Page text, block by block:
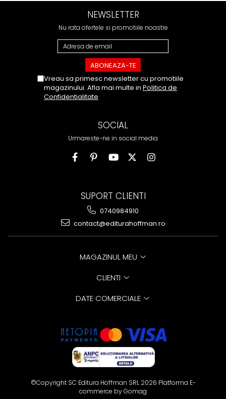
NEWSLETTER
Nu rata ofertele si promotiile noastre
Vreau sa primesc newsletter cu promotiile
magazinului. Afla mai multe in Politica de
Confidentialitate
SOCIAL
Urmareste-ne in social media
SUPORT CLIENTI
0740984910
contact@editurahoffman.ro
MAGAZINUL MEU
CLIENTI
DATE COMERCIALE
©Copyright SC Editura Hoffman SRL 2026 Platforma E-
commerce by Gomag